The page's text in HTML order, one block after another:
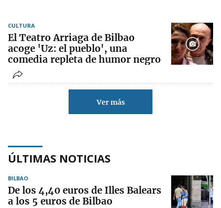
CULTURA
El Teatro Arriaga de Bilbao
acoge 'Uz: el pueblo', una
comedia repleta de humor negro
Ver más
ÚLTIMAS NOTICIAS
BILBAO
De los 4,40 euros de Illes Balears
a los 5 euros de Bilbao